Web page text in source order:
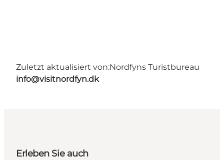
Zuletzt aktualisiert von:Nordfyns Turistbureau
info@visitnordfyn.dk
Erleben Sie auch